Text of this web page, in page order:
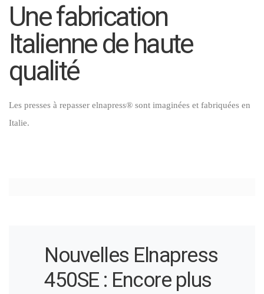
Une fabrication
Italienne de haute
qualité
Les presses à repasser elnapress® sont imaginées et fabriquées en
Italie.
Nouvelles Elnapress
450SE : Encore plus